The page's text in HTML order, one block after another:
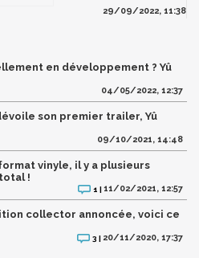
29/09/2022, 11:38
en développement ? Yû
04/05/2022, 12:37
son premier trailer, Yû
09/10/2021, 14:48
vinyle, il y a plusieurs
!
1 |11/02/2021, 12:57
collector annoncée, voici ce
3 | 20/11/2020, 17:37